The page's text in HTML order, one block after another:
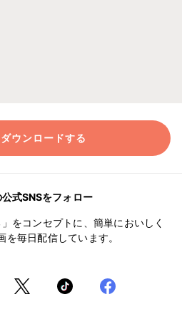
ウンロードする
式SNSをフォロー
をコンセプトに、簡単においしく
を毎日配信しています。